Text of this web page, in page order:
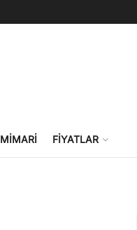
MIMARI FIYATLAR